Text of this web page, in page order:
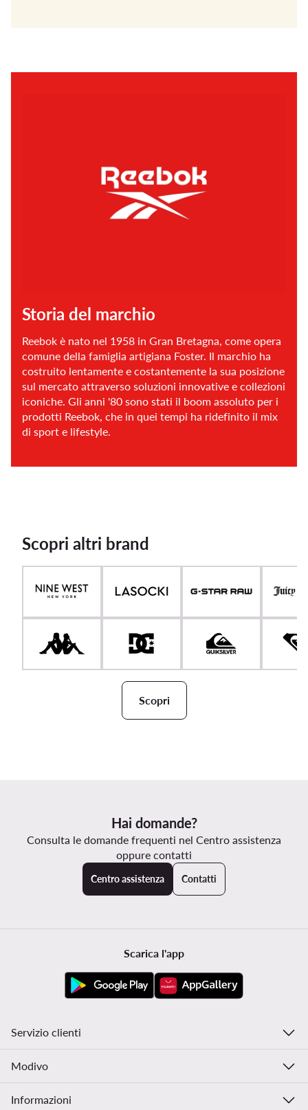
Storia del marchio
Reebok è nato nel 1958 in Gran Bretagna, come opera
comune della famiglia artigiana Foster. Il marchio ha
costruito lentamente e costantemente la sua posizione
sul mercato attraverso soluzioni innovative e collezioni
iconiche. Gli anni '80 sono stati il boom assoluto per i
prodotti Reebok, che in quei tempi ha ridefinito il mix
di sport e lifestyle.
Scopri altri brand
Scopri
Hai domande?
Consulta le domande frequenti nel Centro assistenza
oppure contatti
Centro assistenza Contatti
Scarica l'app
Servizio clienti
Modivo
Informazioni